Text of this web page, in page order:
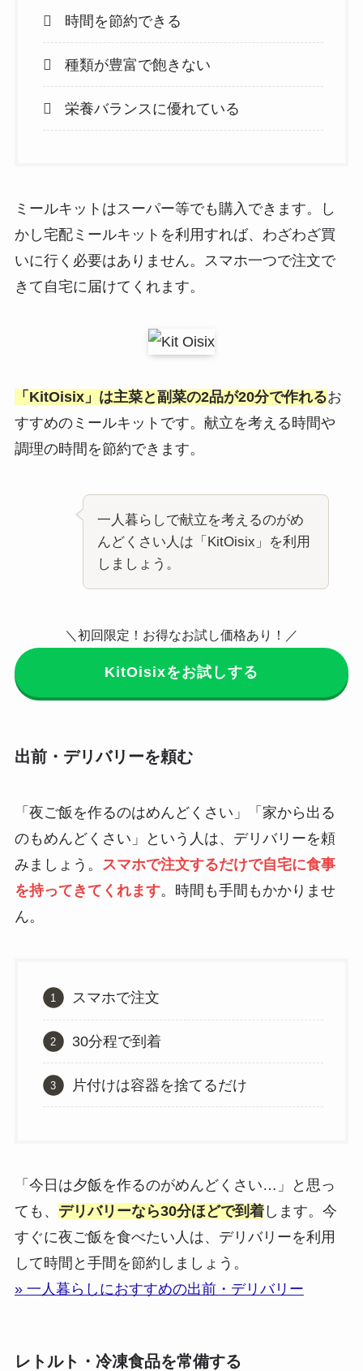
時間を節約できる
種類が豊富で飽きない
栄養バランスに優れている
ミールキットはスーパー等でも購入できます。し
かし宅配ミールキットを利用すれば、わざわざ買
いに行く必要はありません。スマホ一つで注文で
きて自宅に届けてくれます。
「KitOisix」は主菜と副菜の2品が20分で作れるお
すすめのミールキットです。献立を考える時間や
調理の時間を節約できます。
一人暮らしで献立を考えるのがめ
んどくさい人は「KitOisix」を利用
しましょう。
＼初回限定！お得なお試し価格あり！／
KitOisixをお試しする
出前・デリバリーを頼む
「夜ご飯を作るのはめんどくさい」「家から出る
のもめんどくさい」という人は、デリバリーを頼
みましょう。
スマホで注文するだけで自宅に食事
を持ってきてくれます。時間も手間もかかりませ
ん。
スマホで注文
30分程で到着
片付けは容器を捨てるだけ
「今日は夕飯を作るのがめんどくさい…」と思っ
ても、 デリバリーなら30分ほどで到着します。今
すぐに夜ご飯を食べたい人は、デリバリーを利用
して時間と手間を節約しましょう。
» 一人暮らしにおすすめの出前・デリバリー
レトルト・冷凍食品を常備する